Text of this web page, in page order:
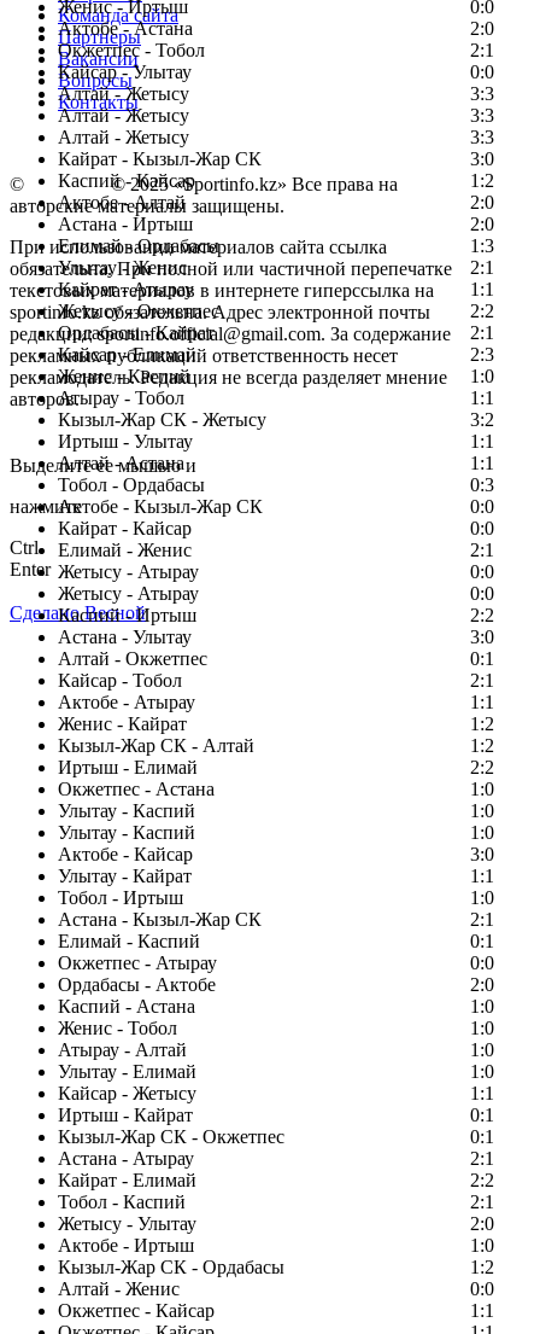
Женис - Иртыш
0:0
Актобе - Астана
2:0
Окжетпес - Тобол
2:1
Кайсар - Улытау
0:0
Алтай - Жетысу
3:3
Алтай - Жетысу
3:3
Алтай - Жетысу
3:3
Кайрат - Кызыл-Жар СК
3:0
Каспий - Кайсар
1:2
Актобе - Алтай
2:0
Астана - Иртыш
2:0
Елимай - Ордабасы
1:3
Улытау - Женис
2:1
Кайрат - Атырау
1:1
Жетысу - Окжетпес
2:2
Ордабасы - Кайрат
2:1
Кайсар - Елимай
2:3
Женис - Каспий
1:0
Атырау - Тобол
1:1
Кызыл-Жар СК - Жетысу
3:2
Иртыш - Улытау
1:1
Алтай - Астана
1:1
Тобол - Ордабасы
0:3
Актобе - Кызыл-Жар СК
0:0
Кайрат - Кайсар
0:0
Елимай - Женис
2:1
Жетысу - Атырау
0:0
Жетысу - Атырау
0:0
Каспий - Иртыш
2:2
Астана - Улытау
3:0
Алтай - Окжетпес
0:1
Кайсар - Тобол
2:1
Актобе - Атырау
1:1
Женис - Кайрат
1:2
Кызыл-Жар СК - Алтай
1:2
Иртыш - Елимай
2:2
Окжетпес - Астана
1:0
Улытау - Каспий
1:0
Улытау - Каспий
1:0
Актобе - Кайсар
3:0
Улытау - Кайрат
1:1
Тобол - Иртыш
1:0
Астана - Кызыл-Жар СК
2:1
Елимай - Каспий
0:1
Окжетпес - Атырау
0:0
Ордабасы - Актобе
2:0
Каспий - Астана
1:0
Женис - Тобол
1:0
Атырау - Алтай
1:0
Улытау - Елимай
1:0
Кайсар - Жетысу
1:1
Иртыш - Кайрат
0:1
Кызыл-Жар СК - Окжетпес
0:1
Астана - Атырау
2:1
Кайрат - Елимай
2:2
Тобол - Каспий
2:1
Жетысу - Улытау
2:0
Актобе - Иртыш
1:0
Кызыл-Жар СК - Ордабасы
1:2
Алтай - Женис
0:0
Окжетпес - Кайсар
1:1
Команда сайта
Партнеры
Вакансии
Вопросы
Контакты
© Copyright© 2025 «Sportinfo.kz» Все права на
авторские материалы защищены.
При использовании материалов сайта ссылка
обязательна. При полной или частичной перепечатке
текстовых материалов в интернете гиперссылка на
sportinfo.kz обязательна. Адрес электронной почты
редакции: sportinfo.official@gmail.com. За содержание
рекламных публикаций ответственность несет
рекламодатель. Редакция не всегда разделяет мнение
авторов.
Заметили ошибку в тексте?
Выделите ее мышью и
нажмите
Ctrl
Enter
Сделано Весной